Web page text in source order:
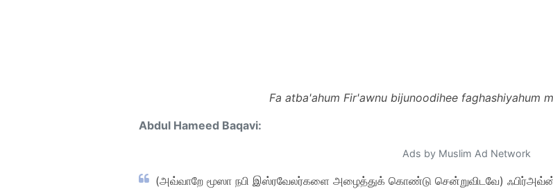
Fa atba'ahum Fir'awnu bijunoodihee faghashiyahum
Abdul Hameed Baqavi:
Ads by Muslim Ad Network
(அவ்வாறே மூஸா நபி இஸ்ரவேலர்களை அழைத்துக் கொண்டு சென்றுவிடவே)